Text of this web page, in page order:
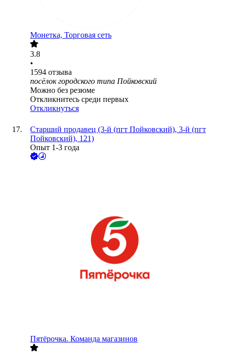
Монетка, Торговая сеть
3.8
•
1594 отзыва
посёлок городского типа Пойковский
Можно без резюме
Откликнитесь среди первых
Откликнуться
Старший продавец (3-й (пгт Пойковский), 3-й (пгт
Пойковский), 121)
Опыт 1-3 года
Пятёрочка. Команда магазинов